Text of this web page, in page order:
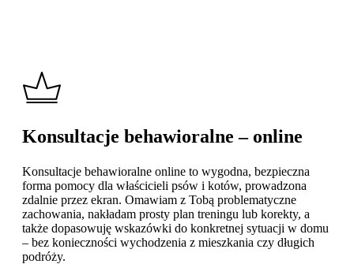
Konsultacje behawioralne – online
Konsultacje behawioralne online to wygodna, bezpieczna
forma pomocy dla właścicieli psów i kotów, prowadzona
zdalnie przez ekran. Omawiam z Tobą problematyczne
zachowania, nakładam prosty plan treningu lub korekty, a
także dopasowuję wskazówki do konkretnej sytuacji w domu
– bez konieczności wychodzenia z mieszkania czy długich
podróży.